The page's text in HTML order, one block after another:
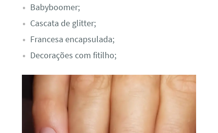
Babyboomer;
Cascata de glitter;
Francesa encapsulada;
Decorações com fitilho;